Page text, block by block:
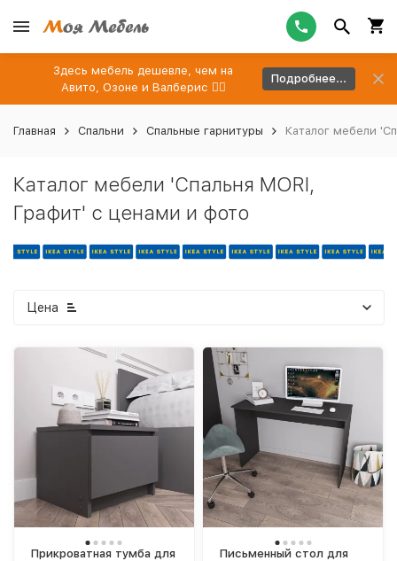
Здесь мебель дешевле, чем на
Авито, Озоне и Валберис 👉🏻
Подробнее...
Главная Спальни Спальные гарнитуры Каталог мебели
Каталог мебели 'Спальня MORI,
Графит' с ценами и фото
Цена
Прикроватная тумба для
Письменный стол для